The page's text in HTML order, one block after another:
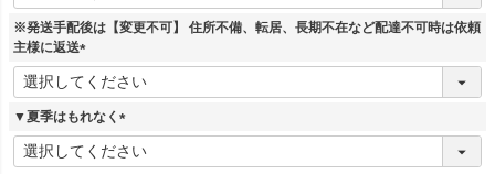
須
※発送手配後は【変更不可】 住所不備、転居、長期不在など配達不可時は依頼
主様に返送
(
必
須
▼夏季はもれなく
(
必